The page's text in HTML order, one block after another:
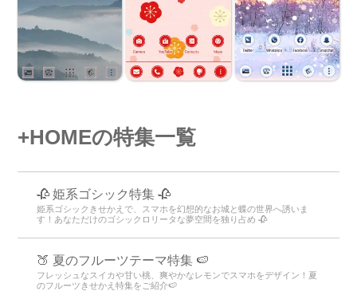
+HOMEの特集一覧
🥀 姫系ゴシック特集 🥀
姫系ゴシックきせかえで、スマホを幻想的なお城と蝶の世界へ誘いま
す！あなただけのゴシックロリータな夢空間を独り占め 🥀
🍑 夏のフルーツテーマ特集 🍉
フレッシュなスイカや甘い桃、爽やかなレモンでスマホをデザイン！夏
のフルーツきせかえ特集をご紹介🍉